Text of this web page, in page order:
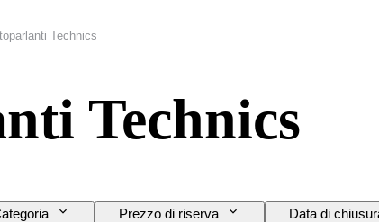
Technics
Technics
Prezzo di riserva Data di